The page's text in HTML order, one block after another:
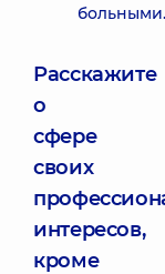
больными.
Расскажите
о
сфере
своих
интересов,
кроме